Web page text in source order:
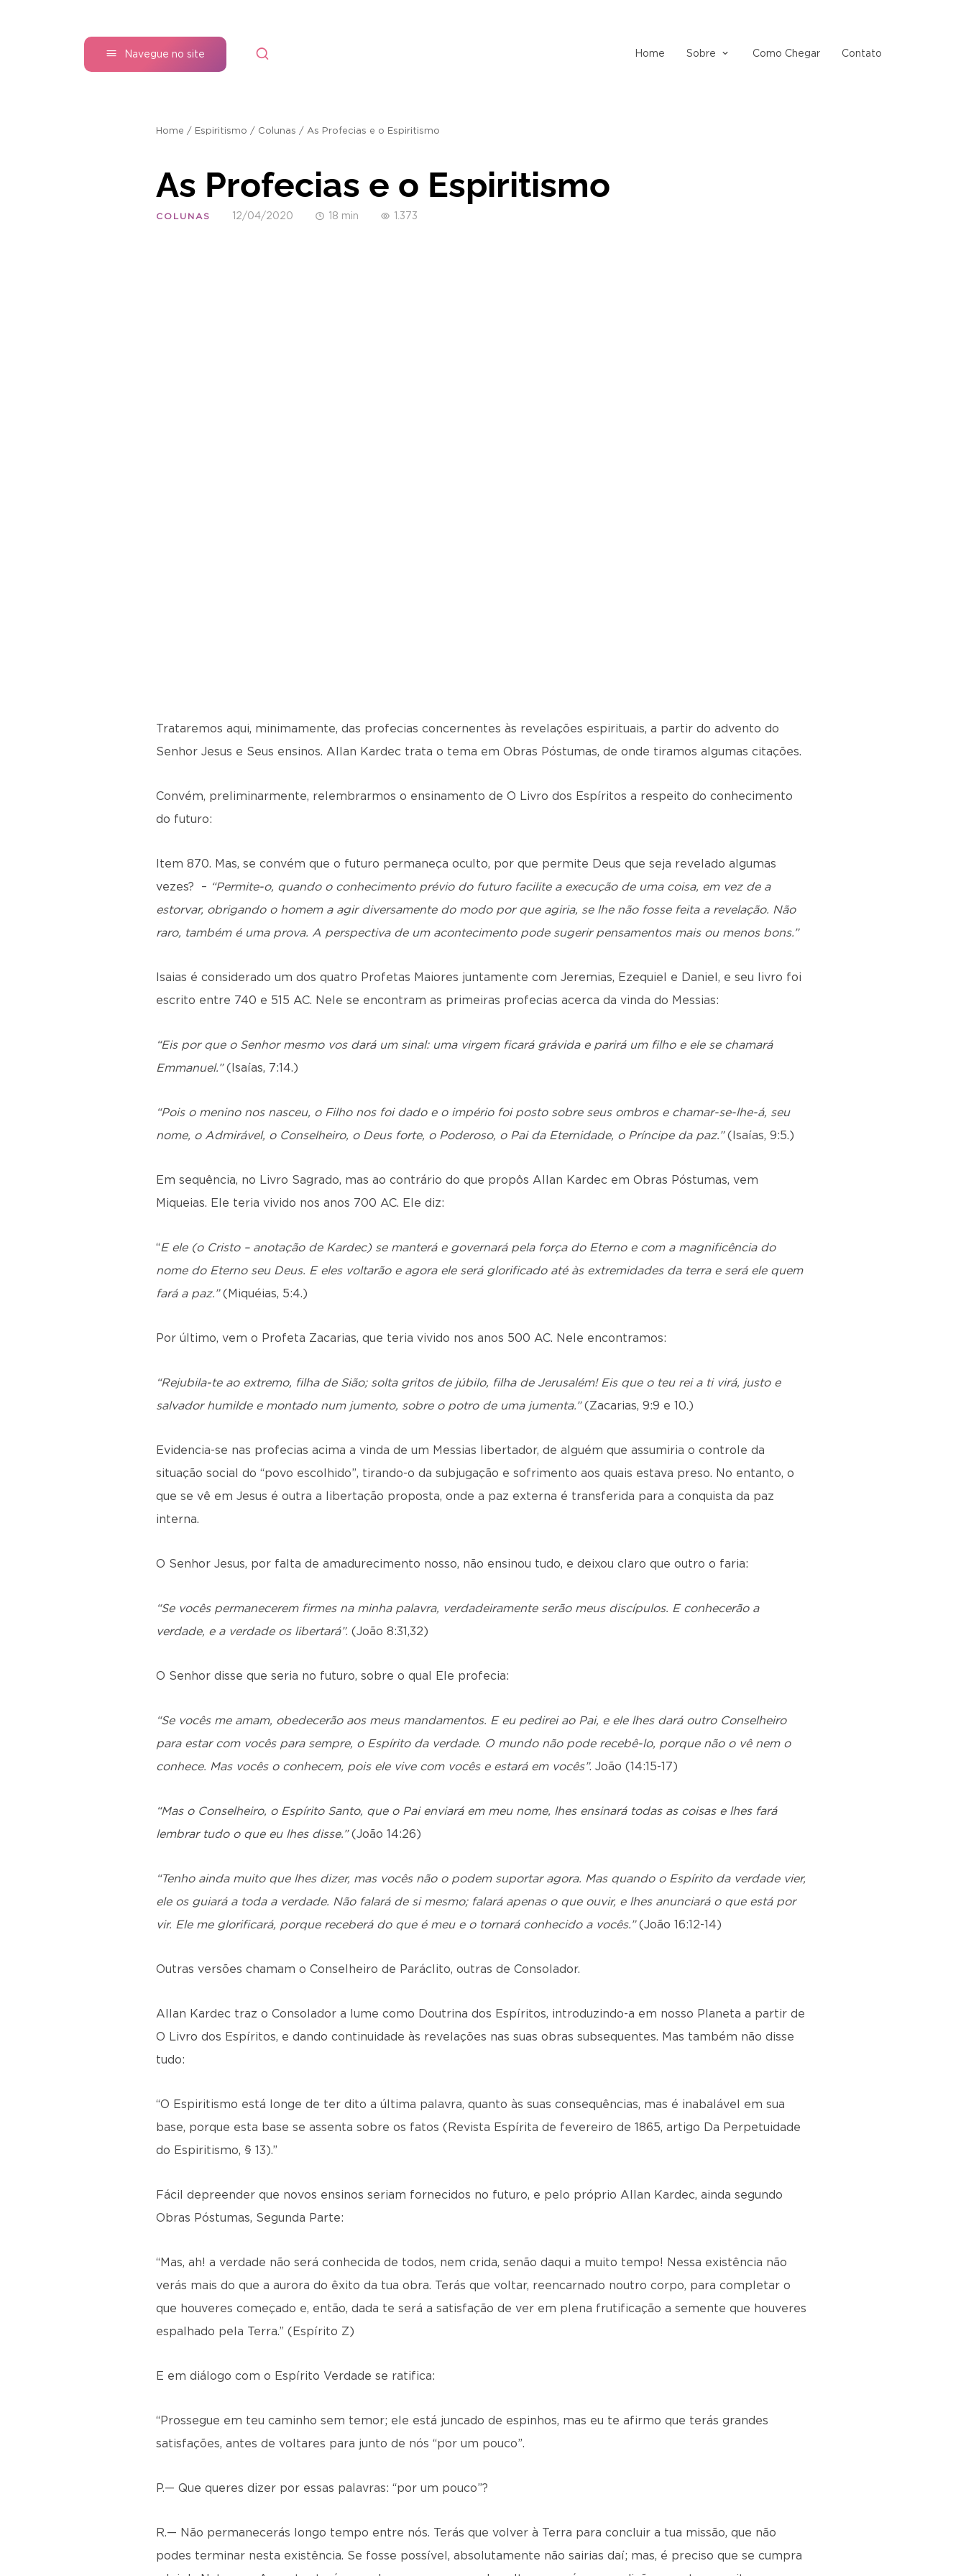
Navegue no site Home Sobre Como Chegar Contato
Home / Espiritismo / Colunas / As Profecias e o Espiritismo
As Profecias e o Espiritismo
COLUNAS 12/04/2020 18 min 1.373
Trataremos aqui, minimamente, das profecias concernentes às revelações espirituais, a partir do advento do
Senhor Jesus e Seus ensinos. Allan Kardec trata o tema em Obras Póstumas, de onde tiramos algumas citações.
Convém, preliminarmente, relembrarmos o ensinamento de O Livro dos Espíritos a respeito do conhecimento
do futuro:
Item 870. Mas, se convém que o futuro permaneça oculto, por que permite Deus que seja revelado algumas
vezes? – “Permite-o, quando o conhecimento prévio do futuro facilite a execução de uma coisa, em vez de a
estorvar, obrigando o homem a agir diversamente do modo por que agiria, se lhe não fosse feita a revelação. Não
raro, também é uma prova. A perspectiva de um acontecimento pode sugerir pensamentos mais ou menos bons.”
Isaias é considerado um dos quatro Profetas Maiores juntamente com Jeremias, Ezequiel e Daniel, e seu livro foi
escrito entre 740 e 515 AC. Nele se encontram as primeiras profecias acerca da vinda do Messias:
“Eis por que o Senhor mesmo vos dará um sinal: uma virgem ficará grávida e parirá um filho e ele se chamará
Emmanuel.”(Isaías, 7:14.)
“Pois o menino nos nasceu, o Filho nos foi dado e o império foi posto sobre seus ombros e chamar-se-lhe-á, seu
nome, o Admirável, o Conselheiro, o Deus forte, o Poderoso, o Pai da Eternidade, o Príncipe da paz.”(Isaías, 9:5.)
Em sequência, no Livro Sagrado, mas ao contrário do que propôs Allan Kardec em Obras Póstumas, vem
Miqueias. Ele teria vivido nos anos 700 AC. Ele diz:
“E ele (o Cristo – anotação de Kardec) se manterá e governará pela força do Eterno e com a magnificência do
nome do Eterno seu Deus. E eles voltarão e agora ele será glorificado até às extremidades da terra e será ele quem
fará a paz.”(Miquéias, 5:4.)
Por último, vem o Profeta Zacarias, que teria vivido nos anos 500 AC. Nele encontramos:
“Rejubila-te ao extremo, filha de Sião; solta gritos de júbilo, filha de Jerusalém! Eis que o teu rei a ti virá, justo e
salvador humilde e montado num jumento, sobre o potro de uma jumenta.”(Zacarias, 9:9 e 10.)
Evidencia-se nas profecias acima a vinda de um Messias libertador, de alguém que assumiria o controle da
situação social do “povo escolhido”, tirando-o da subjugação e sofrimento aos quais estava preso. No entanto, o
que se vê em Jesus é outra a libertação proposta, onde a paz externa é transferida para a conquista da paz
interna.
O Senhor Jesus, por falta de amadurecimento nosso, não ensinou tudo, e deixou claro que outro o faria:
“Se vocês permanecerem firmes na minha palavra, verdadeiramente serão meus discípulos. E conhecerão a
verdade, e a verdade os libertará”. (João 8:31,32)
O Senhor disse que seria no futuro, sobre o qual Ele profecia:
“Se vocês me amam, obedecerão aos meus mandamentos. E eu pedirei ao Pai, e ele lhes dará outro Conselheiro
para estar com vocês para sempre, o Espírito da verdade. O mundo não pode recebê-lo, porque não o vê nem o
conhece. Mas vocês o conhecem, pois ele vive com vocês e estará em vocês”. João (14:15-17)
“Mas o Conselheiro, o Espírito Santo, que o Pai enviará em meu nome, lhes ensinará todas as coisas e lhes fará
lembrar tudo o que eu lhes disse.”(João 14:26)
“Tenho ainda muito que lhes dizer, mas vocês não o podem suportar agora. Mas quando o Espírito da verdade vier,
ele os guiará a toda a verdade. Não falará de si mesmo; falará apenas o que ouvir, e lhes anunciará o que está por
vir. Ele me glorificará, porque receberá do que é meu e o tornará conhecido a vocês.”(João 16:12-14)
Outras versões chamam o Conselheiro de Paráclito, outras de Consolador.
Allan Kardec traz o Consolador a lume como Doutrina dos Espíritos, introduzindo-a em nosso Planeta a partir de
O Livro dos Espíritos, e dando continuidade às revelações nas suas obras subsequentes. Mas também não disse
tudo:
“O Espiritismo está longe de ter dito a última palavra, quanto às suas consequências, mas é inabalável em sua
base, porque esta base se assenta sobre os fatos (Revista Espírita de fevereiro de 1865, artigo Da Perpetuidade
do Espiritismo, § 13).”
Fácil depreender que novos ensinos seriam fornecidos no futuro, e pelo próprio Allan Kardec, ainda segundo
Obras Póstumas, Segunda Parte:
“Mas, ah! a verdade não será conhecida de todos, nem crida, senão daqui a muito tempo! Nessa existência não
verás mais do que a aurora do êxito da tua obra. Terás que voltar, reencarnado noutro corpo, para completar o
que houveres começado e, então, dada te será a satisfação de ver em plena frutificação a semente que houveres
espalhado pela Terra.” (Espírito Z)
E em diálogo com o Espírito Verdade se ratifica:
“Prossegue em teu caminho sem temor; ele está juncado de espinhos, mas eu te afirmo que terás grandes
satisfações, antes de voltares para junto de nós “por um pouco”.
P.— Que queres dizer por essas palavras: “por um pouco”?
R.— Não permanecerás longo tempo entre nós. Terás que volver à Terra para concluir a tua missão, que não
podes terminar nesta existência. Se fosse possível, absolutamente não sairias daí; mas, é preciso que se cumpra